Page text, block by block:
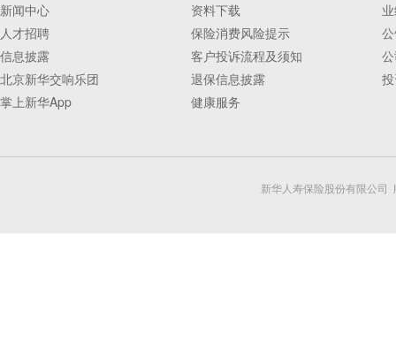
新闻中心
人才招聘
信息披露
北京新华交响乐团
掌上新华App
资料下载
保险消费风险提示
客户投诉流程及须知
退保信息披露
健康服务
新华人寿保险股份有限公